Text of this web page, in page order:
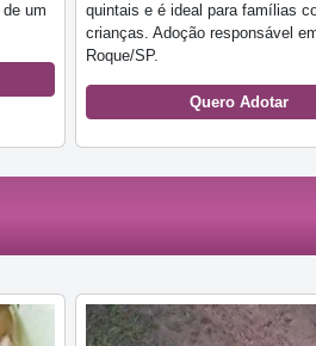
um
quintais e é ideal para famílias
crianças. Adoção responsável
Roque/SP.
Quero Adotar